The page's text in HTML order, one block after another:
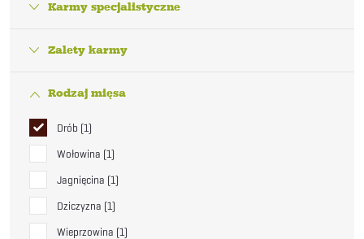
Karmy specjalistyczne
Zalety karmy
Rodzaj mięsa
Drób 1
Wołowina 1
Jagnięcina 1
Dziczyzna 1
Wieprzowina 1